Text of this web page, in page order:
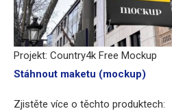
Projekt: Country4k Free Mockup
Stáhnout maketu (mockup)
Zjistěte více o těchto produktech: